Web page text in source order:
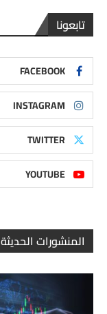
تابعونا
FACEBOOK
INSTAGRAM
TWITTER
YOUTUBE
المنشورات الحديثة